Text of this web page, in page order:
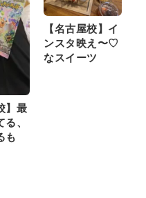
】最
、
も
【名古屋校】イ
ンスタ映え〜♡
なスイーツ